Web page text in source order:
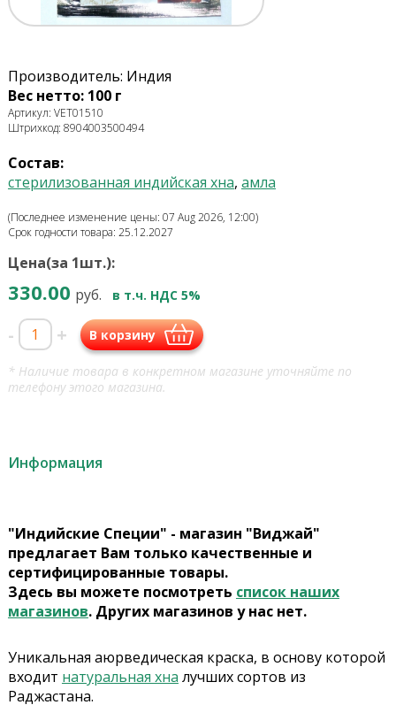
Производитель: Индия
Вес нетто: 100 г
Артикул: VET01510
Штрихкод: 8904003500494
Состав:
стерилизованная индийская хна, амла
(Последнее изменение цены: 07 Aug 2026, 12:00)
Срок годности товара: 25.12.2027
Цена(за 1шт.):
330.00 руб. в т.ч. НДС 5%
- + В корзину
* Наличие товара в конкретном магазине уточняйте по
телефону этого магазина.
Информация
"Индийские Специи" - магазин "Виджай"
предлагает Вам только качественные и
сертифицированные товары.
Здесь вы можете посмотреть список наших
магазинов. Других магазинов у нас нет.
Уникальная аюрведическая краска, в основу которой
входит натуральная хна лучших сортов из
Раджастана.